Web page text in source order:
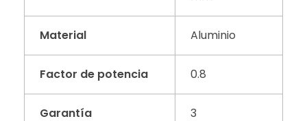
Material Aluminio
Factor de potencia 0.8
Garantía 3